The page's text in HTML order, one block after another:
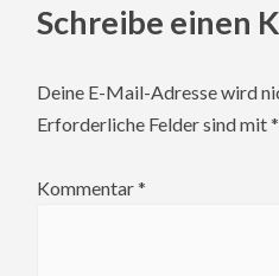
Schreibe einen
Deine E-Mail-Adresse wird
Erforderliche Felder sind mit*
Kommentar*